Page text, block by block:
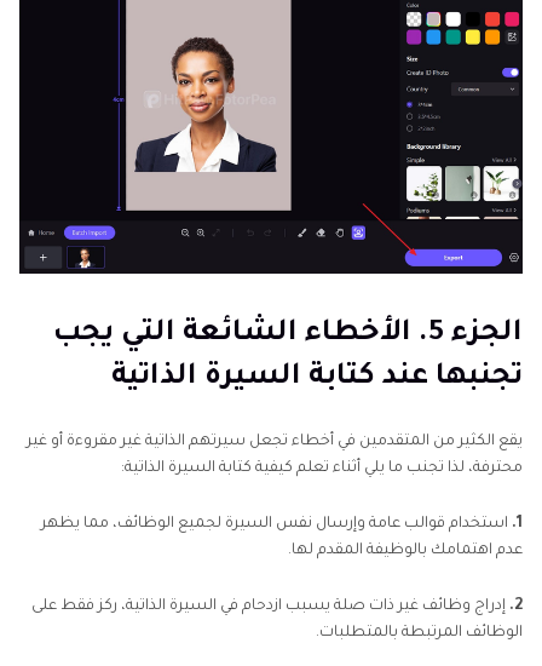
الجزء 5. الأخطاء الشائعة التي يجب
تجنبها عند كتابة السيرة الذاتية
يقع الكثير من المتقدمين في أخطاء تجعل سيرتهم الذاتية غير مقروءة أو غير
محترفة، لذا تجنب ما يلي أثناء تعلم كيفية كتابة السيرة الذاتية:
1.
استخدام قوالب عامة وإرسال نفس السيرة لجميع الوظائف، مما يظهر
عدم اهتمامك بالوظيفة المقدم لها.
2. إدراج وظائف غير ذات صلة يسبب ازدحام في السيرة الذاتية، ركز فقط على
الوظائف المرتبطة بالمتطلبات.